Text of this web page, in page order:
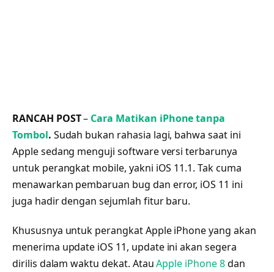
RANCAH POST– Cara Matikan iPhone tanpa
Tombol. Sudah bukan rahasia lagi, bahwa saat ini
Apple sedang menguji software versi terbarunya
untuk perangkat mobile, yakni iOS 11.1. Tak cuma
menawarkan pembaruan bug dan error, iOS 11 ini
juga hadir dengan sejumlah fitur baru.
Khususnya untuk perangkat Apple iPhone yang akan
menerima update iOS 11, update ini akan segera
dirilis dalam waktu dekat. AtauApple iPhone 8dan